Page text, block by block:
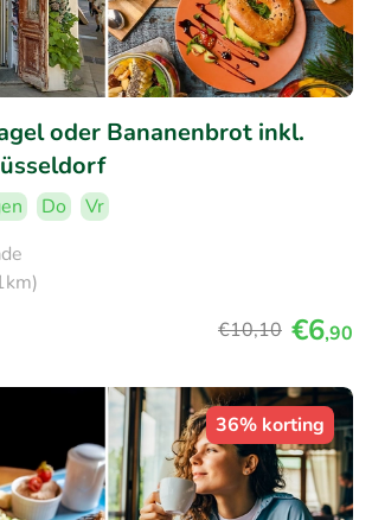
oder Bananenbrot inkl.
Do
Vr
€10,10 €6,90
36% korting